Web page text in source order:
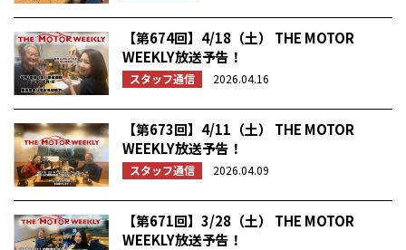
【第674回】4/18（土） THE MOTOR
WEEKLY放送予告！
スタッフ通信 2026.04.16
【第673回】4/11（土） THE MOTOR
WEEKLY放送予告！
スタッフ通信 2026.04.09
【第671回】3/28（土） THE MOTOR
WEEKLY放送予告！